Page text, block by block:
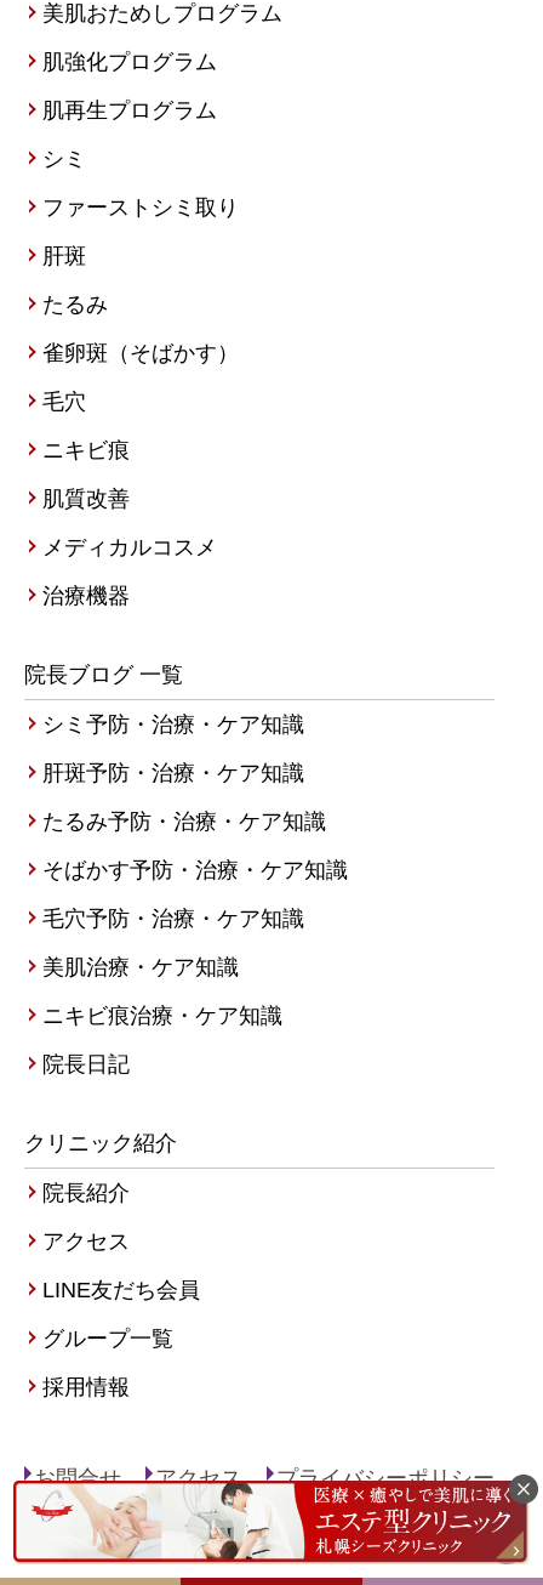
美肌おためしプログラム
肌強化プログラム
肌再生プログラム
シミ
ファーストシミ取り
肝斑
たるみ
雀卵斑（そばかす）
毛穴
ニキビ痕
肌質改善
メディカルコスメ
治療機器
院長ブログ 一覧
シミ予防・治療・ケア知識
肝斑予防・治療・ケア知識
たるみ予防・治療・ケア知識
そばかす予防・治療・ケア知識
毛穴予防・治療・ケア知識
美肌治療・ケア知識
ニキビ痕治療・ケア知識
院長日記
クリニック紹介
院長紹介
アクセス
LINE友だち会員
グループ一覧
採用情報
お問合せ アクセス
プライバシーポリシー
サイトマップ
Copyright（C）Sapporo Ci:z Clinic All right reserved.